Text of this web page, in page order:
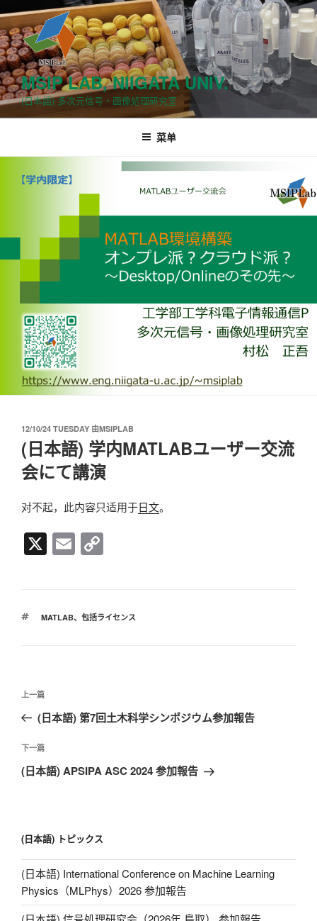
至
内
容
MSIP LAB, NIIGATA UNIV.
(日本語) 多次元信号・画像処理研究室
菜单
发
布
于
12/10/24 TUESDAY 由MSIPLAB
(日本語) 学内MATLABユーザー交流
会にて講演
对不起，此内容只适用于日文。
X E
m
y
标
MATLAB、 包括ライセンス
文
导
航
上
一
文
章
上一篇
(日本語) 第7回土木科学シンポジウム参加報告
下
一
下一篇
(日本語) APSIPA ASC 2024 参加報告
(日本語) トピックス
(日本語) International Conference on Machine Learning
Physics（MLPhys）2026 参加報告